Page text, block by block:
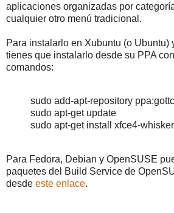
aplicaciones organizadas por
cualquier otro menú tradicional.
Para instalarlo en Xubuntu (o Ubuntu)
tienes que instalarlo desde su PPA
comandos:
sudo add-apt-repository
sudo apt-get update
sudo apt-get install xfce4-
Para Fedora, Debian y OpenSUSE
paquetes del Build Service de
desde este enlace.